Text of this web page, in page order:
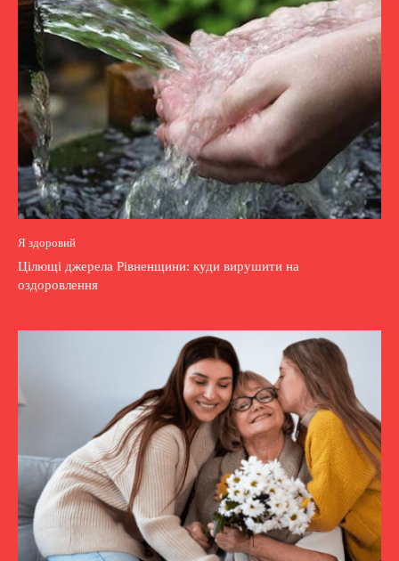
Я здоровий
Цілющі джерела Рівненщини: куди вирушити на
оздоровлення